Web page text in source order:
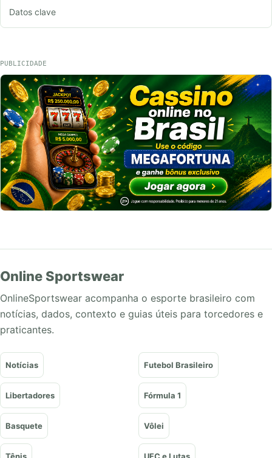
Datos clave
PUBLICIDADE
Online Sportswear
OnlineSportswear acompanha o esporte brasileiro com
notícias, dados, contexto e guias úteis para torcedores e
praticantes.
Notícias Futebol Brasileiro
Libertadores Fórmula 1
Basquete Vôlei
Tênis UFC e Lutas